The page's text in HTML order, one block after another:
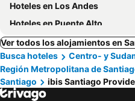
Hoteles en Los Andes
Hoteles en Puente Alto
Ver todos los alojamientos en
Busca hoteles
Centro- y
Región Metropolitana de
Santiago
ibis Santiago